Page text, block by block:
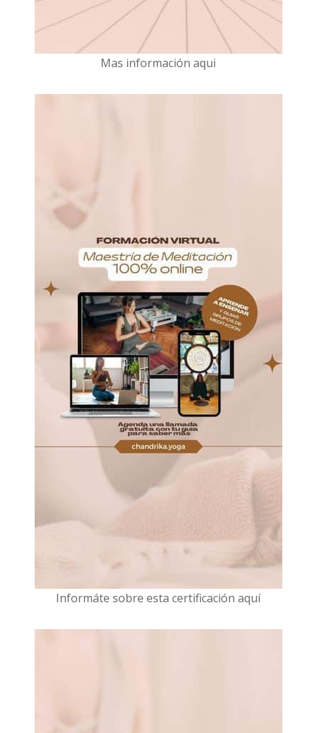
Mas información aqui
Informáte sobre esta certificación aquí